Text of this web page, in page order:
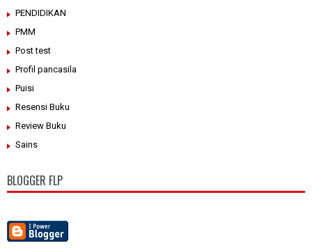
PENDIDIKAN
PMM
Post test
Profil pancasila
Puisi
Resensi Buku
Review Buku
Sains
BLOGGER FLP